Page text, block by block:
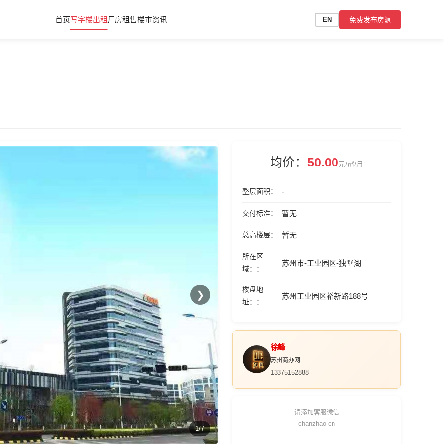
首页写字楼出租 厂房租售楼市资讯 EN 免费发布房源
❯
1/7
均价： 50.00元/㎡/月
整层面积 -
交付标准 暂无
总高楼层 暂无
所在区
域：
苏州市-工业园区-独墅湖
楼盘地
址：
苏州工业园区裕新路188号
徐峰
苏州商办网
13375152888
请添加客服微信
chanzhao-cn